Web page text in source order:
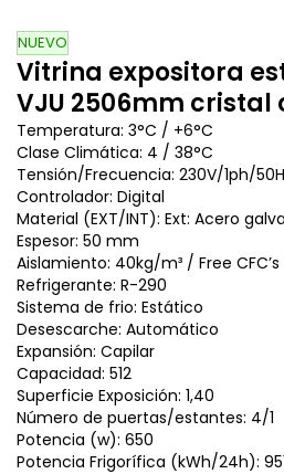
NUEVO
Vitrina expositora
VJU 2506mm cristal
Temperatura: 3°C / +6°C
Clase Climática: 4 / 38°C
Tensión/Frecuencia: 230V/1ph/
Controlador: Digital
Material (EXT/INT): Ext: Acero
Espesor: 50 mm
Aislamiento: 40kg/m³ / Free
Refrigerante: R-290
Sistema de frio: Estático
Desescarche: Automático
Expansión: Capilar
Capacidad: 512
Superficie Exposición: 1,40
Número de puertas/estantes: 4/1
Potencia (w): 650
Potencia Frigorífica (kWh/24h):